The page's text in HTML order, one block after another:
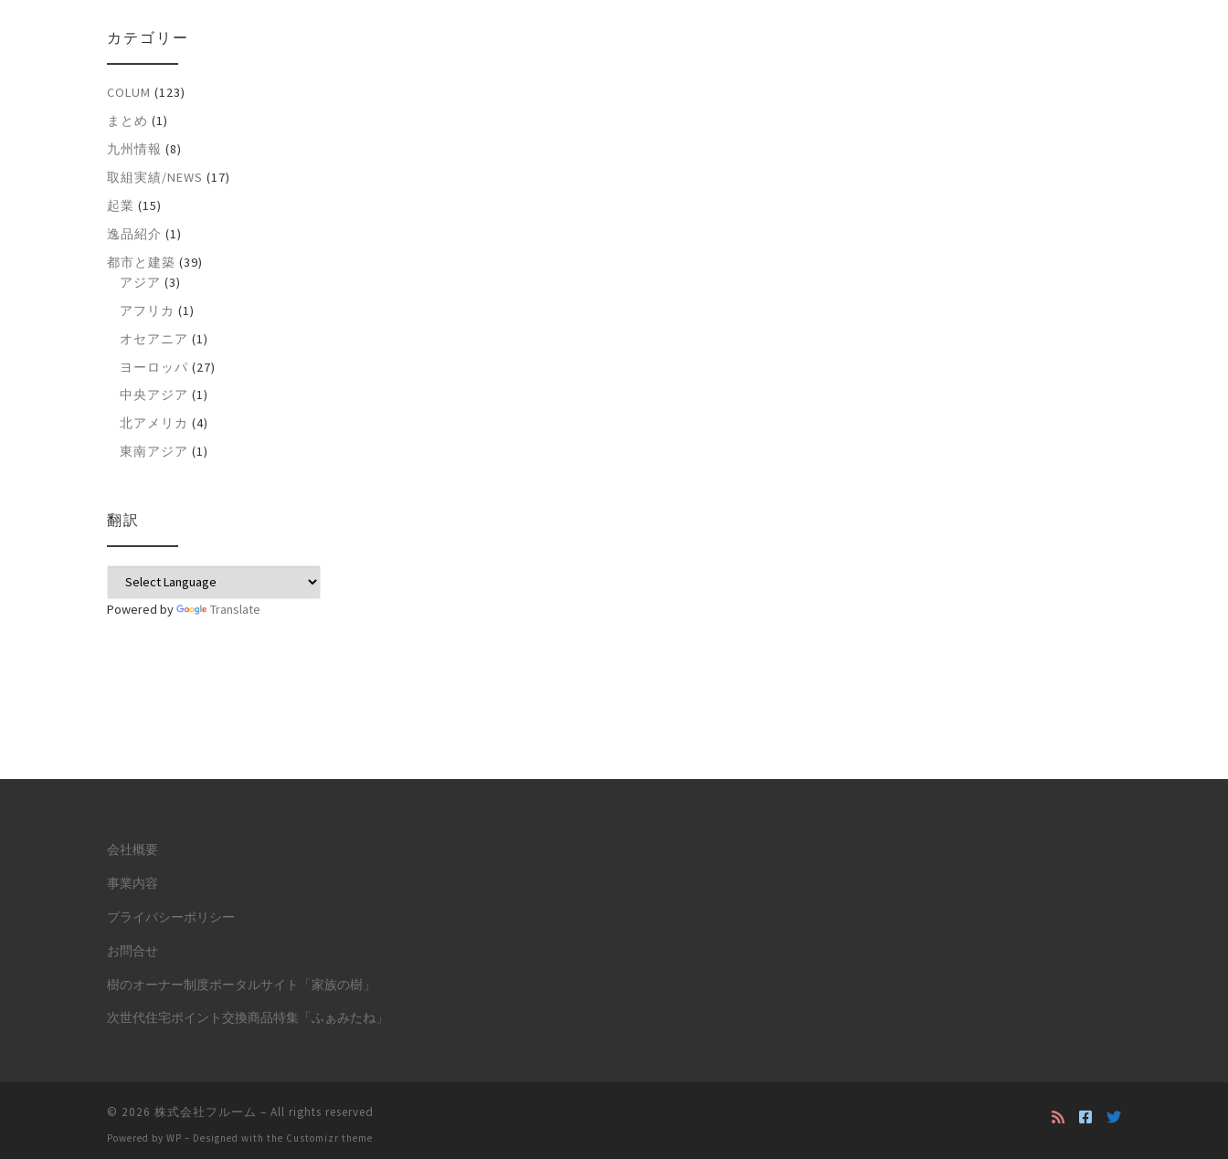
カテゴリー
COLUM (123)
まとめ (1)
九州情報 (8)
取組実績/NEWS (17)
起業 (15)
逸品紹介 (1)
都市と建築 (39)
アジア (3)
アフリカ (1)
オセアニア (1)
ヨーロッパ (27)
中央アジア (1)
北アメリカ (4)
東南アジア (1)
翻訳
Powered by Translate
会社概要
事業内容
プライバシーポリシー
お問合せ
樹のオーナー制度ポータルサイト「家族の樹」
次世代住宅ポイント交換商品特集「ふぁみたね」
© 2026 株式会社フルーム – All rights reserved
Powered by WP – Designed with the Customizr theme